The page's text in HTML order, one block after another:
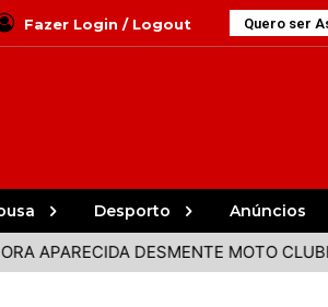
Fazer Login / Logout Quero ser
Desporto Anúncios
DESMENTE MOTO CLUBE